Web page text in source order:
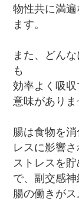
物性共に満
ます。
また、どん
も
効率よく吸
意味がありま
腸は食物を
レスに影響さ
ストレスを
で、副交感
腸の働きがス